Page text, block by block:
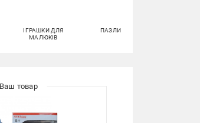
ІГРАШКИ ДЛЯ
МАЛЮКІВ
ПАЗЛИ